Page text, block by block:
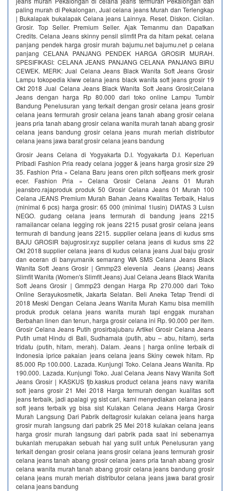
paling murah di Pekalongan, Jual celana jeans Murah dan Terlengkap
| Bukalapak bukalapak Celana jeans Lainnya. Reset. Diskon. Cicilan.
Grosir. Top Seller. Premium Seller. Ajak Temanmu dan Dapatkan
Credits. Celana Jeans skinny pensil slimfit Pra da hitam pekat. celana
panjang pendek harga grosir murah bajumu.net bajumu.net p celana
panjang CELANA PANJANG PENDEK HARGA GROSIR MURAH.
SPESIFIKASI: CELANA JEANS PANJANG CELANA PANJANG BIRU
CEWEK. MERK: Jual Celana Jeans Black Wanita Soft Jeans Grosir
Lampu tokopedia kiww celana jeans black wanita soft jeans grosir 19
Okt 2018 Jual Celana Jeans Black Wanita Soft Jeans Grosir,Celana
Jeans dengan harga Rp 80.000 dari toko online Lampu Tumblr
Bandung Penelusuran yang terkait dengan grosir celana jeans grosir
celana jeans termurah grosir celana jeans tanah abang grosir celana
jeans pria tanah abang grosir celana wanita murah tanah abang grosir
celana jeans bandung grosir celana jeans murah meriah distributor
celana jeans jawa barat grosir celana jeans bandung
Grosir Jeans Celana di Yogyakarta D.I. Yogyakarta D.I. Keperluan
Pribadi Fashion Pria ready celana jogger & jeans harga grosir size 29
35. Fashion Pria » Celana Baru jeans oren pitch softjeans merk grosir
ecer. Fashion Pria » Celana Grosir Celana Jeans 01 Murah
jeansbro.rajaproduk produk 50 Grosir Celana Jeans 01 Murah 100
Celana JEANS Premium Murah Bahan Jeans Kwalitas Terbaik, Halus
(minimal 6 pcs) harga grosir: 65 000 (minimal 1lusin) DIATAS 3 Luisn
NEGO. gudang celana jeans termurah di bandung jeans 2215
ramailancar celana legging rok jeans 2215 pusat grosir celana jeans
termurah di bandung jeans 2215. supplier celana jeans di kudus sms
BAJU GROSIR bajugrosir.xyz supplier celana jeans di kudus sms 22
Okt 2018 supplier celana jeans di kudus celana jeans Jual baju grosir
dan eceran di banyumanik semarang WA SMS Celana Jeans Black
Wanita Soft Jeans Grosir | Gmmp23 elevenia Jeans (Jeans) Jeans
Slimfit Wanita (Women's Slimfit Jeans) Jual Celana Jeans Black Wanita
Soft Jeans Grosir | Gmmp23 dengan Harga Rp 270.000 dari Toko
Online Serayukosmetik, Jakarta Selatan. Beli Aneka Tetap Trendi di
2018 Meski Dengan Celana Jeans Wanita Murah Kamu bisa memilih
produk produk celana jeans wanita murah tapi enggak murahan
Berbahan linen dan tenun, harga grosir celana ini Rp. 90.000 per item.
Grosir Celana Jeans Putih grosirbajubaru Artikel Grosir Celana Jeans
Putih umat Hindu di Bali, Sudhamala (putih, abu – abu, hitam), serta
tridatu (putih, hitam, merah). Dalam. Jeans | harga online terbaik di
Indonesia iprice pakaian jeans celana jeans Skiny cewek hitam. Rp
85.000 Rp 100.000. Lazada. Kunjungi Toko. Celana Jeans Wanita. Rp
190.000. Lazada. Kunjungi Toko. Jual Celana Jeans Navy Wanita Soft
Jeans Grosir | KASKUS fjb.kaskus product celana jeans navy wanita
soft jeans grosir 21 Mei 2018 Harga termurah dengan kualitas soft
jeans terbaik, jadi apalagi yg sist cari, kami menyediakan celana jeans
soft jeans terbaik yg bisa sist Kulakan Celana Jeans Harga Grosir
Murah Langsung Dari Pabrik deltagrosir kulakan celana jeans harga
grosir murah langsung dari pabrik 25 Mei 2018 kulakan celana jeans
harga grosir murah langsung dari pabrik pada saat ini sebenarnya
bukanlah merupakan sebuah hal yang sulit untuk Penelusuran yang
terkait dengan grosir celana jeans grosir celana jeans termurah grosir
celana jeans tanah abang grosir celana jeans pria tanah abang grosir
celana wanita murah tanah abang grosir celana jeans bandung grosir
celana jeans murah meriah distributor celana jeans jawa barat grosir
celana jeans bandung